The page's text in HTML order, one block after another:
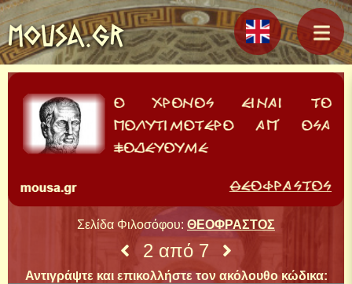
MOUSA.GR
Σελίδα Φιλοσόφου: ΘΕΟΦΡΑΣΤΟΣ
2 από 7
Αντιγράψτε και επικολλήστε τον ακόλουθο κώδικα: